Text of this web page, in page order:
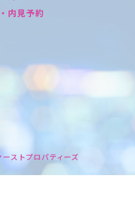
内見予約
ストプロパティーズ